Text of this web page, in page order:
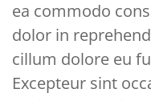
ea commodo
dolor in
cillum dolore eu
Excepteur sint